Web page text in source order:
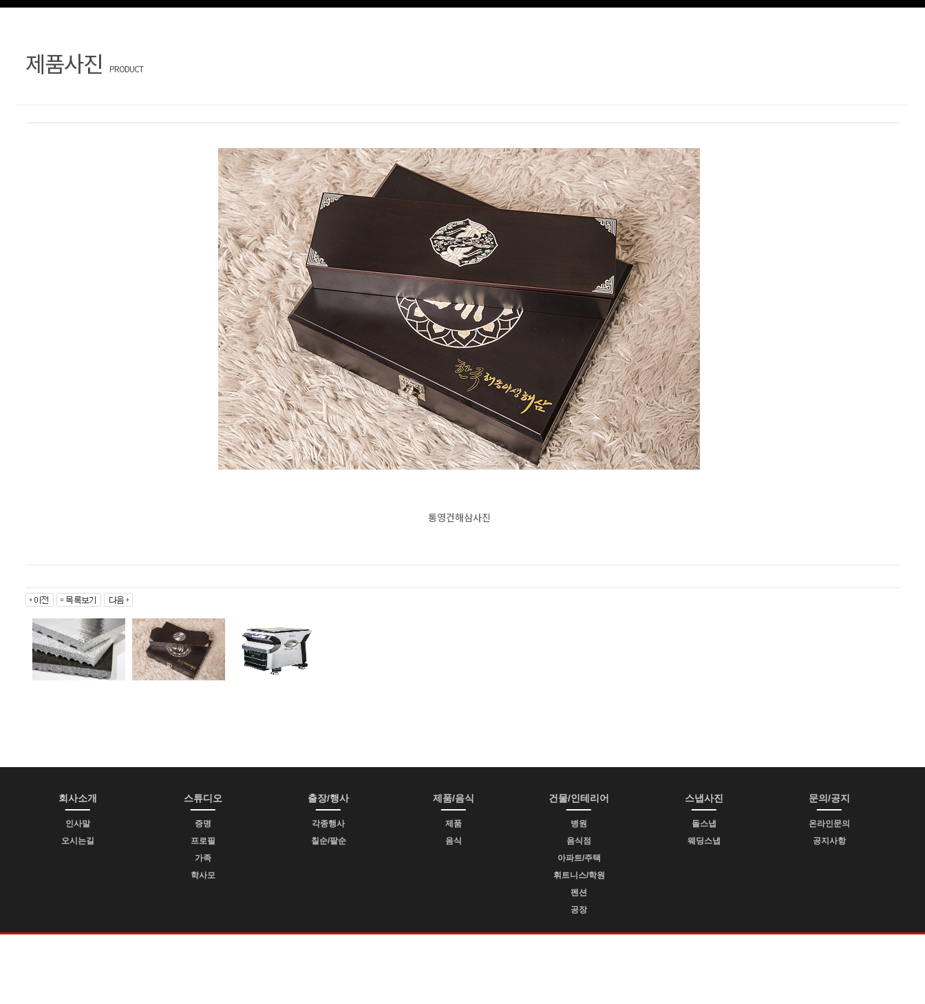
제품사진 PRODUCT
통영건해삼사진
회사소개
인사말
오시는길
스튜디오
증명
프로필
가족
학사모
출장/행사
각종행사
칠순/팔순
제품/음식
제품
음식
건물/인테리어
병원
음식점
아파트/주택
휘트니스/학원
펜션
공장
스냅사진
돌스냅
웨딩스냅
문의/공지
온라인문의
공지사항